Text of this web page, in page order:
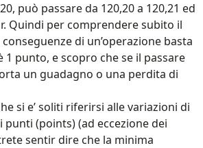
può passare da 120,20 a 120,21 ed
Quindi per comprendere subito il
di un’operazione basta
1 punto, e scopro che se il passare
un guadagno o una perdita di
si e’ soliti riferirsi alle variazioni di
(points) (ad eccezione dei
sentir dire che la minima